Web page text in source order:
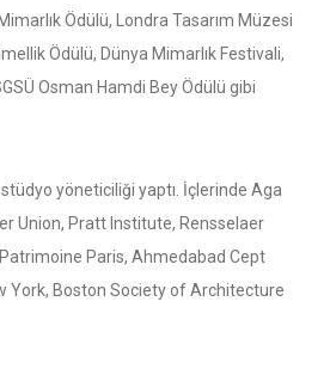
Ödülü, Londra Tasarım Müzesi
Ödülü, Dünya Mimarlık Festivali,
Osman Hamdi Bey Ödülü gibi
yöneticiliği yaptı. İçlerinde Aga
Union, Pratt Institute, Rensselaer
Paris, Ahmedabad Cept
York, Boston Society of Architecture